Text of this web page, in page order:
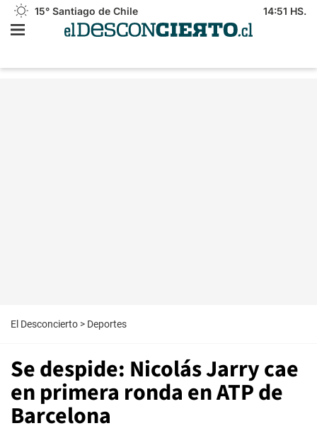
15° Santiago de Chile 14:51 HS.
El Desconcierto > Deportes
Se despide: Nicolás Jarry cae
en primera ronda en ATP de
Barcelona